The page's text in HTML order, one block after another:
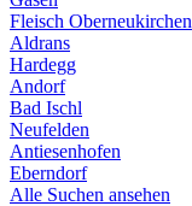
Fleisch Oberneukirchen
Aldrans
Hardegg
Andorf
Bad Ischl
Neufelden
Antiesenhofen
Eberndorf
Alle Suchen ansehen